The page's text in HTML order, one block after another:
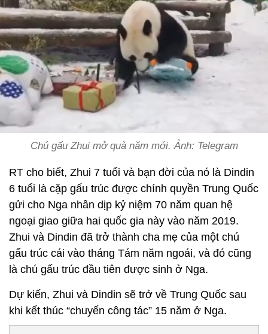
Chú gấu Zhui mở quà năm mới. Ảnh: Telegram
RT cho biết, Zhui 7 tuổi và bạn đời của nó là Dindin
6 tuổi là cặp gấu trúc được chính quyền Trung Quốc
gửi cho Nga nhân dịp kỷ niệm 70 năm quan hệ
ngoại giao giữa hai quốc gia này vào năm 2019.
Zhui và Dindin đã trở thành cha mẹ của một chú
gấu trúc cái vào tháng Tám năm ngoái, và đó cũng
là chú gấu trúc đầu tiên được sinh ở Nga.
Dự kiến, Zhui và Dindin sẽ trở về Trung Quốc sau
khi kết thúc “chuyến công tác” 15 năm ở Nga.